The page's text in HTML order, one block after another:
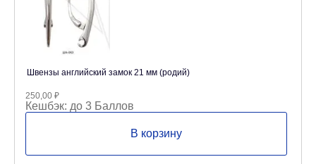
Швензы английский замок 21 мм (родий)
250,00 ₽
Кешбэк: до 3 Баллов
В корзину